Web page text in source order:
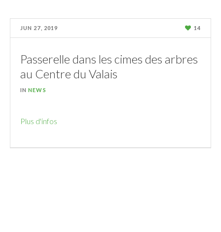
JUN 27, 2019 14
Passerelle dans les cimes des arbres
au Centre du Valais
INNEWS
Plus d'infos